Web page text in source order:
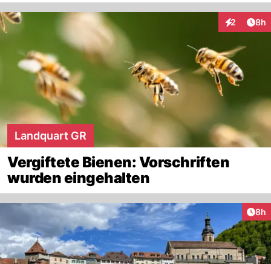
2 8h
Landquart GR
Vergiftete Bienen: Vorschriften
wurden eingehalten
8h